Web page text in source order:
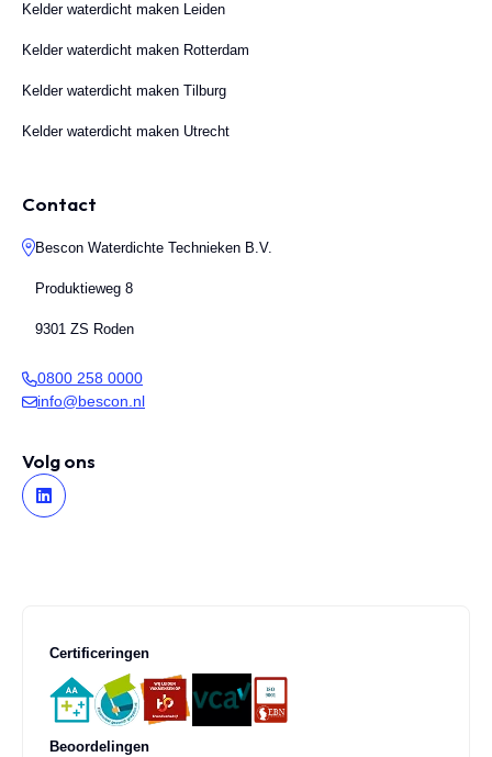
Kelder waterdicht maken Leiden
Kelder waterdicht maken Rotterdam
Kelder waterdicht maken Tilburg
Kelder waterdicht maken Utrecht
Contact
Bescon Waterdichte Technieken B.V.
Produktieweg 8
9301 ZS Roden
0800 258 0000
info@bescon.nl
Volg ons
Certificeringen
Beoordelingen